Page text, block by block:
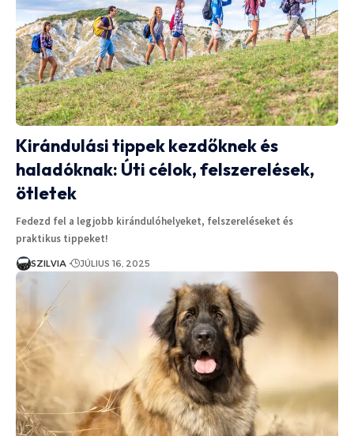
Kirándulási tippek kezdőknek és
haladóknak: Úti célok, felszerelések,
ötletek
Fedezd fel a legjobb kirándulóhelyeket, felszereléseket és
praktikus tippeket!
SZILVIA JÚLIUS 16, 2025